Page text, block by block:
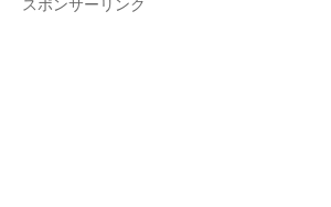
スポンサーリンク